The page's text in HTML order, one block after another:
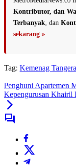
Kontributor, dan
Terbanyak , dan
sekarang »
Tag: Kemenag
Penghuni Apartemen
Kepengurusan Khairil